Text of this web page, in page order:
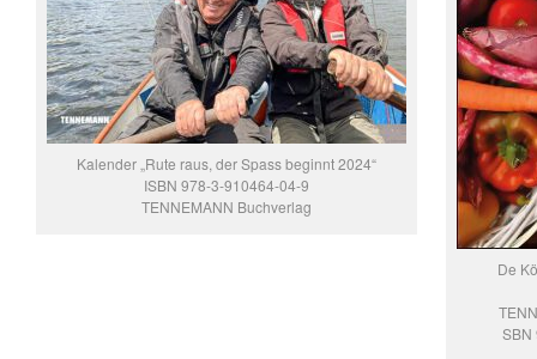
Kalender „Rute raus, der Spass beginnt 2024“
ISBN 978-3-910464-04-9
TENNEMANN Buchverlag
De
SBN